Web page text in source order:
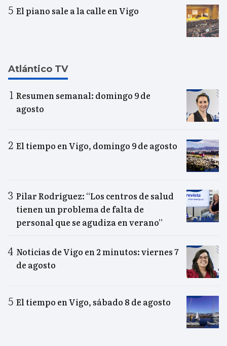
El piano sale a la calle en Vigo
Atlántico TV
Resumen semanal: domingo 9 de
agosto
El tiempo en Vigo, domingo 9 de agosto
Pilar Rodríguez: “Los centros de salud
tienen un problema de falta de
personal que se agudiza en verano”
Noticias de Vigo en 2 minutos: viernes 7
de agosto
El tiempo en Vigo, sábado 8 de agosto